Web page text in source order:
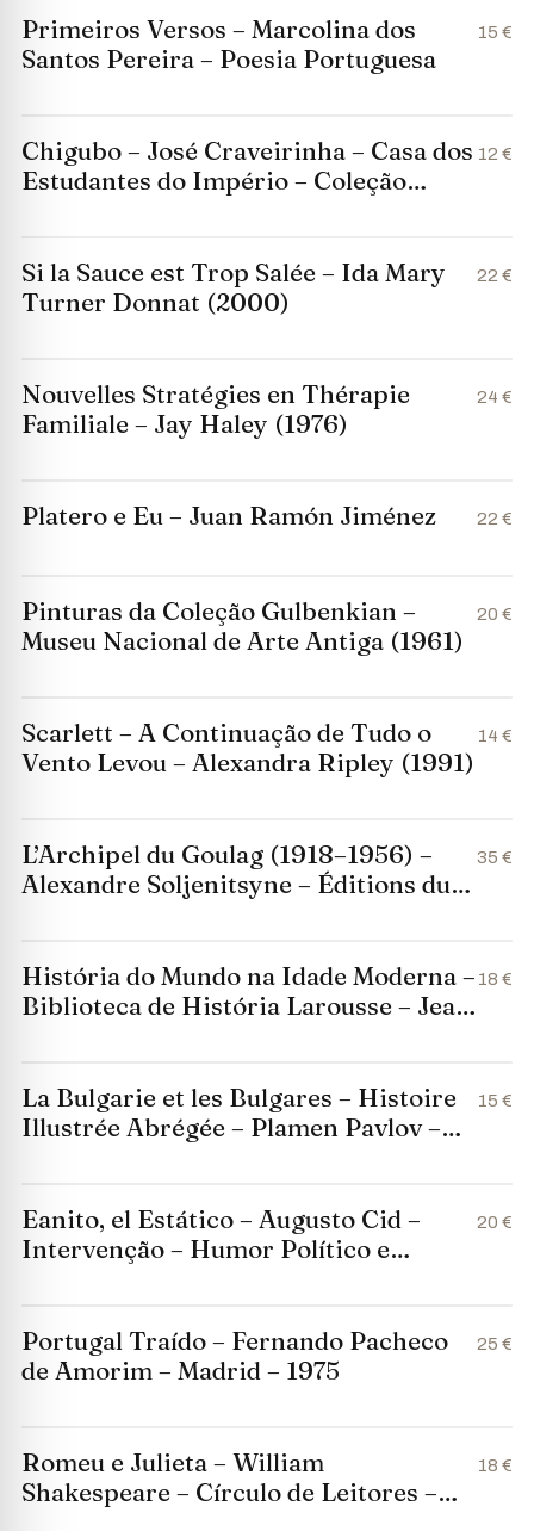
Primeiros Versos – Marcolina dos
Santos Pereira – Poesia Portuguesa
15 €
Chigubo – José Craveirinha – Casa dos
Estudantes do Império – Coleção
12 €
Si la Sauce est Trop Salée – Ida Mary
Turner Donnat (2000)
22 €
Nouvelles Stratégies en Thérapie
Familiale – Jay Haley (1976)
24 €
Platero e Eu – Juan Ramón Jiménez 22 €
Pinturas da Coleção Gulbenkian –
Museu Nacional de Arte Antiga (1961)
20 €
Scarlett – A Continuação de Tudo o
Vento Levou – Alexandra Ripley (1991)
14 €
L’Archipel du Goulag (1918–1956) –
Alexandre Soljenitsyne – Éditions du
35 €
História do Mundo na Idade Moderna –
Biblioteca de História Larousse – Jean
18 €
La Bulgarie et les Bulgares – Histoire
Illustrée Abrégée – Plamen Pavlov –
15 €
Eanito, el Estático – Augusto Cid –
Intervenção – Humor Político e
20 €
Portugal Traído – Fernando Pacheco
de Amorim – Madrid – 1975
25 €
Romeu e Julieta – William
Shakespeare – Círculo de Leitores –
18 €